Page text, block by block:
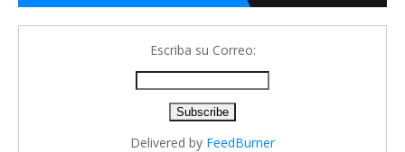
Escriba su Correo:
Delivered by FeedBurner